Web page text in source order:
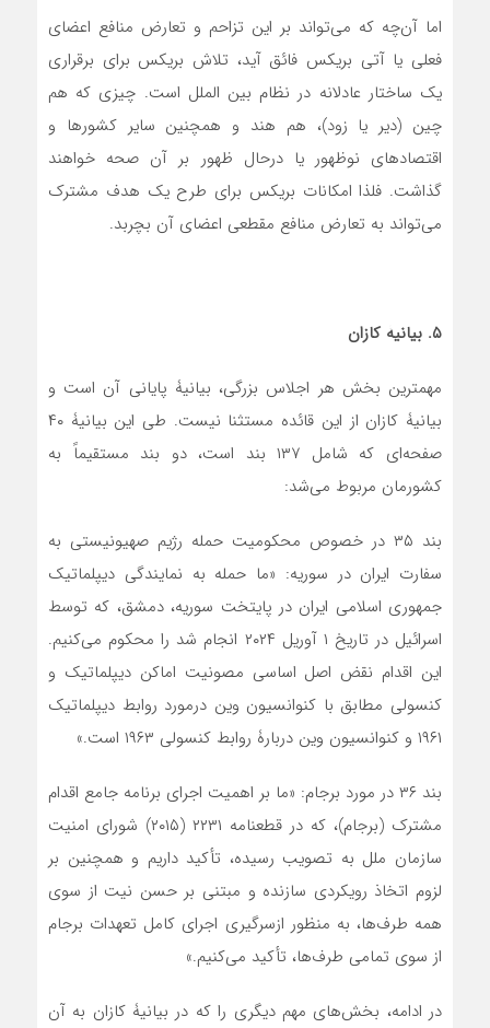
اما آن‌چه که می‌تواند بر این تزاحم و تعارض منافع اعضای
فعلی یا آتی بریکس فائق آید، تلاش بریکس برای برقراری
یک ساختار عادلانه‌ در نظام بین الملل است. چیزی که هم
چین (دیر یا زود)، هم هند و همچنین سایر کشورها و
اقتصادهای نوظهور یا درحال ظهور بر آن صحه خواهند
گذاشت. فلذا امکانات بریکس برای طرح یک هدف مشترک
می‌تواند به تعارض منافع مقطعی اعضای آن بچربد.
۵. بیانیۀ کازان
مهمترین بخش هر اجلاس بزرگی، بیانیۀ پایانی آن است و
بیانیۀ کازان از این قائده مستثنا نیست. طی این بیانیۀ ۴۰
صفحه‌ای که شامل ۱۳۷ بند است، دو بند مستقیماً به
کشورمان مربوط می‌شد:
بند ۳۵ در خصوص محکومیت حمله رژیم صهیونیستی به
سفارت ایران در سوریه: «ما حمله به نمایندگی دیپلماتیک
جمهوری اسلامی ایران در پایتخت سوریه، دمشق، که توسط
اسرائیل در تاریخ ۱ آوریل ۲۰۲۴ انجام شد را محکوم می‌کنیم.
این اقدام نقض اصل اساسی مصونیت اماکن دیپلماتیک و
کنسولی مطابق با کنوانسیون وین درمورد روابط دیپلماتیک
۱۹۶۱ و کنوانسیون وین دربارۀ روابط کنسولی ۱۹۶۳ است.»
بند ۳۶ در مورد برجام: «ما بر اهمیت اجرای برنامه جامع اقدام
مشترک (برجام)، که در قطعنامه ۲۲۳۱ (۲۰۱۵) شورای امنیت
سازمان ملل به تصویب رسیده، تأکید داریم و همچنین بر
لزوم اتخاذ رویکردی سازنده و مبتنی بر حسن نیت از سوی
همه طرف‌ها، به منظور ازسرگیری اجرای کامل تعهدات برجام
از سوی تمامی طرف‌ها، تأکید می‌کنیم.»
در ادامه، بخش‌های مهم دیگری را که در بیانیۀ کازان به آن